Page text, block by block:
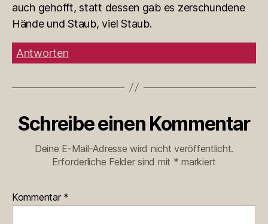
auch gehofft, statt dessen gab es zerschundene
Hände und Staub, viel Staub.
Antworten
Schreibe einen Kommentar
Deine E-Mail-Adresse wird nicht veröffentlicht.
Erforderliche Felder sind mit * markiert
Kommentar *